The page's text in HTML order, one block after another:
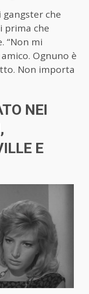
che
prima che
“Non mi
Ognuno è
Non importa
NEI
E